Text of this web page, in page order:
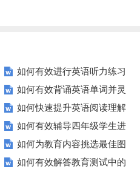
如何有效进行英语听力练习
以快速提升？
如何有效背诵英语单词并灵
活运用？
如何快速提升英语阅读理解
能力？这些技巧你必须知道！
如何有效辅导四年级学生进
行英语学习？这里有你需要的所
有资源！
如何为教育内容挑选最佳图
片？这些建议让你的文章脱颖而
如何有效解答教育测试中的